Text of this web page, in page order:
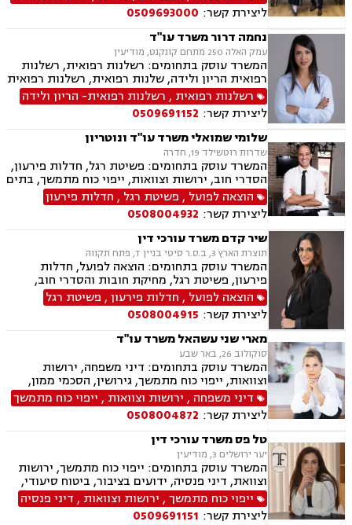
ידועים בציבור, אפוטרופסות, אבהות, מזונות,
משמורת, גירושין, הורות חד מינית, חוק הנוער,
חלוקת רכוש, זמני שהות, ניכור הורי, גישור
ובוררויות.
ליצירת קשר: 0509693000
נחמה דרור משרד עו"ד
עמק האלה 250 מתחם קונקנט, מודיעין
המשרד עוסק בתחומים: רשלנות רפואית, רשלנות
רפואית הריון ולידה, שלנות רפואית, רשלנות רפואית
ילדים.רשלנות רפואית , רשלנות רפואית- הריון ולידה
ליצירת קשר: 0509691152
שלומי שמואלי משרד עו"ד ונוטריון
שדרות רוטשילד 19, חדרה
המשרד עוסק בתחומים: פשיטת רגל, חדלות פירעון,
הסדרי חוב, ירושות וצוואות, ייפוי כוח מתמשך, בתים
משותפים, עסקאות מכר דירה, ליטיגציה, לשון הרע,
מיסים
הוצאה לפועל , פשיטת רגל , חדלות פירעון
ליצירת קשר: 0508004932
שיר קדם משרד עורכי דין
תוצרת הארץ 3, ב.ס.ר סיטי בניין T, פתח תקווה
המשרד עוסק בתחומים: הוצאה לפועל, חדלות
פירעון, פשיטת רגל, מחיקת חובות והסדרי חוב,
ירושות וצוואות, ייפוי כוח מתמשך
הוצאה לפועל , חדלות פירעון, פשיטת רגל
ליצירת קשר: 0508004915
מארי שני עשהאל משרד עו"ד
סוקולוב 26, באר שבע
המשרד עוסק בתחומים: דיני משפחה, ירושות
וצוואות, ייפוי כוח מתמשך, גירושין, הסכמי ממון,
נישואים אזרחיים, מעמד אישי, אפוטרופסות, מזונות,
התנגדויות לצוואות, הסכמים, בוררות
דיני משפחה , ירושות וצוואות , ייפוי כוח מתמשך
ליצירת קשר: 0508004872
טל פס משרד עורכי דין
יער ירושלים 3, מודיעין
המשרד עוסק בתחומים: ייפוי כוח מתמשך, ירושות
וצוואת, דיני פנסיה, ידועים בציבור, ביטוח סיעודי,
תביעות ביטוח ונזקי רכוש
ייפוי כוח מתמשך, ירושות וצוואות , דיני פנסיה
ליצירת קשר: 0509691151